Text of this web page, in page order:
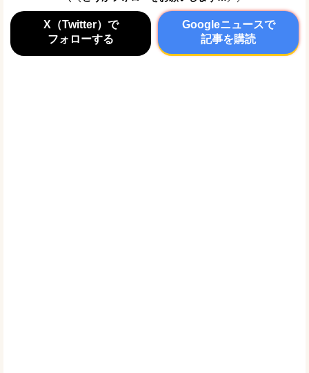
X（Twitter）で
フォローする
Googleニュースで
記事を購読